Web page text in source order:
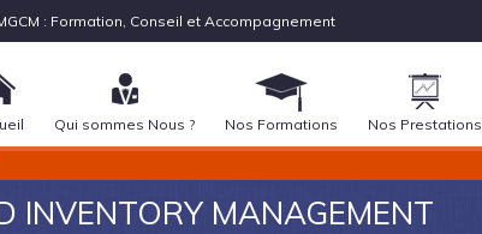
: Formation, Conseil et Accompagnement
Qui sommes Nous ? Nos Formations Nos Prestations
INVENTORY MANAGEMENT